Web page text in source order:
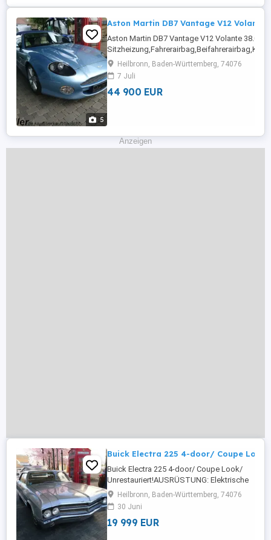
5
Aston Martin DB7 Vantage V12 Volante
Aston Martin DB7 Vantage V12 Volante 38.000
Fensterheber,Alufelgen,Zentralverriegelung mit
Funkfernbedienung,Elektrische
Heilbronn, Baden-Württemberg, 74076
7 Juli
44 900 EUR
Anzeigen
Buick Electra 225 4-door/ Coupe
Buick Electra 225 4-door/ Coupe Look/
Unrestauriert!AUSRÜSTUNG: Elektrische
Fensterheber,HU/AU neuDetails: Weitere Infos
KontaktAutoscout24.de
Heilbronn, Baden-Württemberg, 74076
30 Juni
19 999 EUR